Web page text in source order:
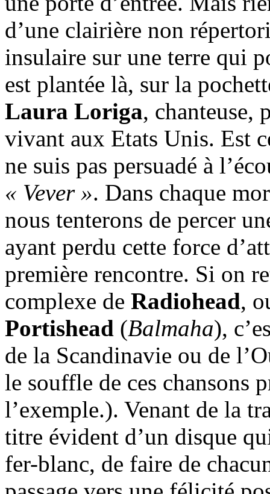
d’une clairière non
insulaire sur une terre qui
est plantée là, sur la
Laura Loriga, chanteuse,
vivant aux Etats Unis. Est
ne suis pas persuadé à
« Vever ». Dans chaque
nous tenterons de percer
ayant perdu cette force
première rencontre. Si on
complexe de Radiohead,
Portishead (Balmaha),
de la Scandinavie ou de
le souffle de ces chansons
l’exemple.). Venant de la
titre évident d’un disque
fer-blanc, de faire de